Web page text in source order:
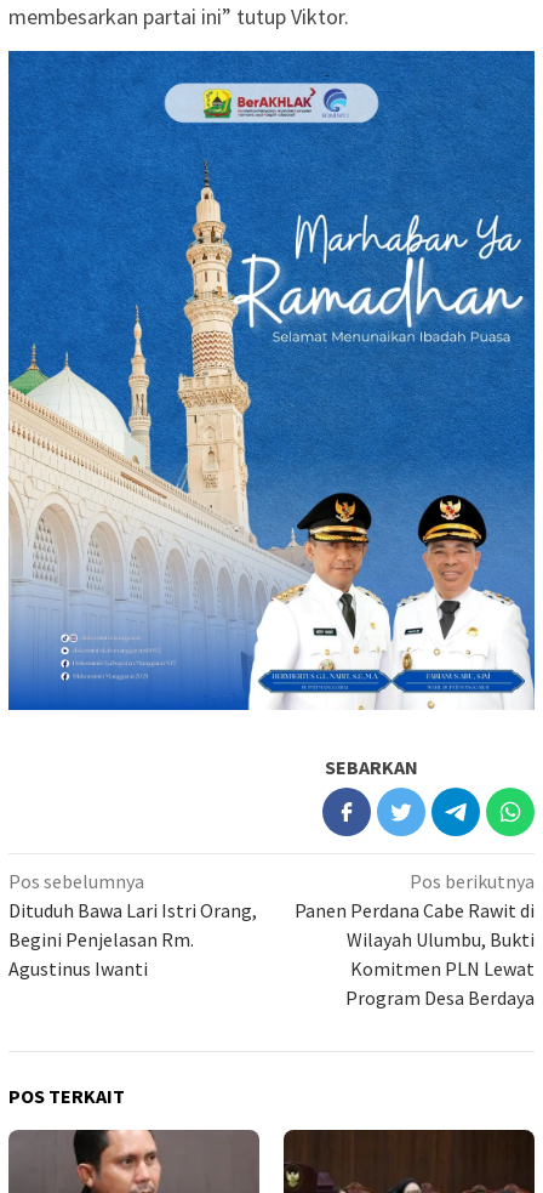
membesarkan partai ini” tutup Viktor.
SEBARKAN
Navigasi
pos
Pos sebelumnya
Dituduh Bawa Lari Istri Orang,
Begini Penjelasan Rm.
Agustinus Iwanti
Pos berikutnya
Panen Perdana Cabe Rawit di
Wilayah Ulumbu, Bukti
Komitmen PLN Lewat
Program Desa Berdaya
POS TERKAIT